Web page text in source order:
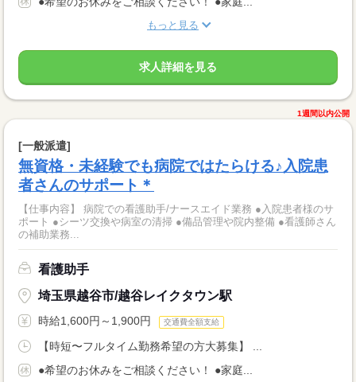
もっと見る
求人詳細を見る
1週間以内公開
[一般派遣]
無資格・未経験でも病院ではたらける♪入院患
者さんのサポート＊
【仕事内容】 病院での看護助手/ナースエイド業務 ●入院患者様のサ
ポート ●シーツ交換や病室の清掃 ●備品管理や院内整備 ●看護師さん
の補助業務...
看護助手
埼玉県越谷市/越谷レイクタウン駅
時給1,600円～1,900円 交通費全額支給
【時短〜フルタイム勤務希望の方大募集】 ...
●希望のお休みをご相談ください！ ●家庭...